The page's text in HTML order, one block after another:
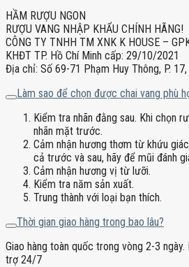
HẦM RƯỢU NGON
RƯỢU VANG NHẬP KHẨU CHÍNH HÃNG!
CÔNG TY TNHH TM XNK K HOUSE –
KHĐT TP. Hồ Chí Minh cấp: 29/10/2021
Địa chỉ: Số 69-71 Phạm Huy Thông, P. 17,
Làm sao để chọn được chai vang phù
Kiểm tra nhãn đằng sau. Khi chọn
nhãn mặt trước.
Cảm nhận hương thơm từ khứu
cả trước và sau, hãy để mũi đánh
Cảm nhận hương vị từ lưỡi.
Kiểm tra năm sản xuất.
Trung thành với loại bạn thích.
Thời gian giao hàng trong bao lâu?
Giao hàng toàn quốc trong vòng 2-3
trợ 24/7